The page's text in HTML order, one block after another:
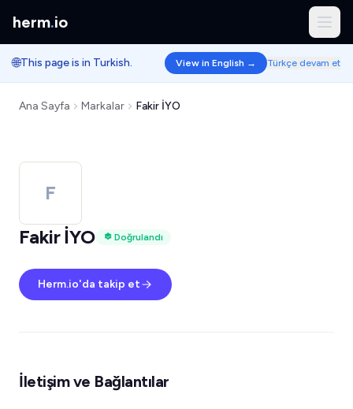
herm.io
🌐This page is in Turkish. View in English → Türkçe devam et
Ana Sayfa Markalar Fakir İYO
F
Fakir İYO
Doğrulandı
Herm.io'da takip et
İletişim ve Bağlantılar